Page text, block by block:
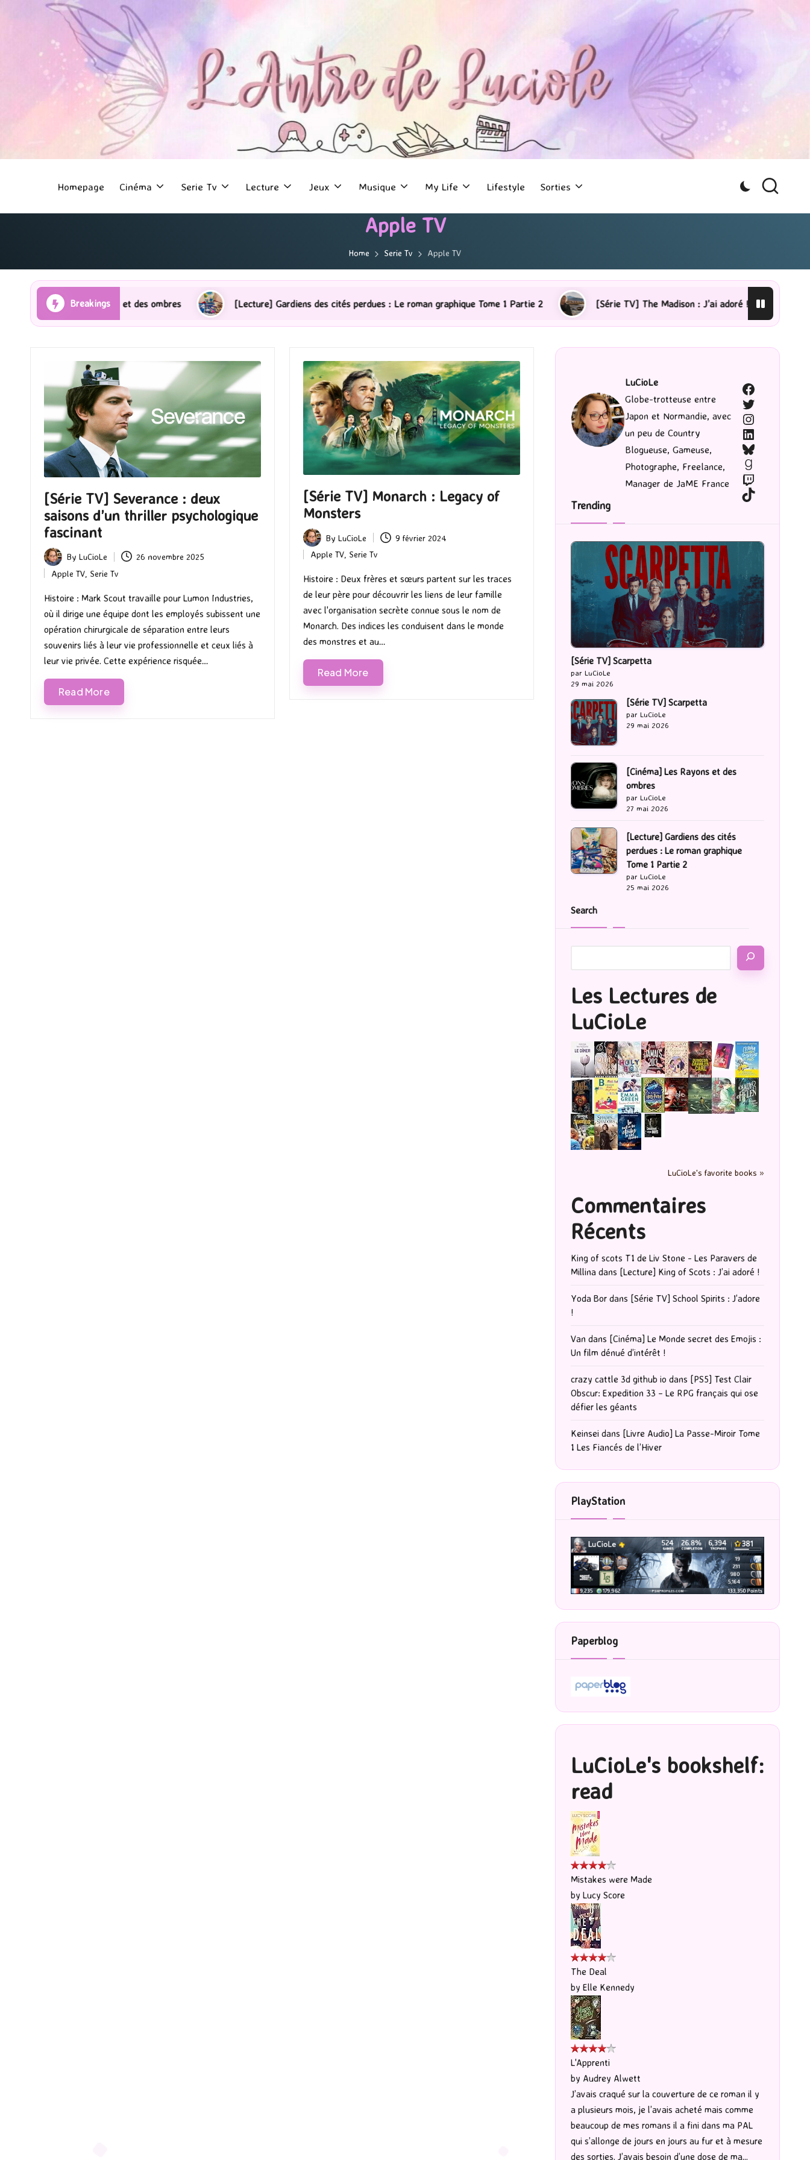
Homepage Cinéma Serie Tv Lecture Jeux Musique My Life Lifestyle Sorties
Apple TV
Home Serie Tv Apple TV
Breakings
Rayons et des ombres [Lecture] Gardiens des cités perdues : Le roman graphique Tome 1 Partie 2 [Série TV] The Madison : J’ai adoré ! [Lecture] La femme
[Série TV] Severance : deux
saisons d’un thriller psychologique
fascinant
Posted
by
By LuCioLe 26 novembre 2025
Posted
in
Apple TV Serie Tv
Histoire : Mark Scout travaille pour Lumon Industries,
où il dirige une équipe dont les employés subissent une
opération chirurgicale de séparation entre leurs
souvenirs liés à leur vie professionnelle et ceux liés à
leur vie privée. Cette expérience risquée…
Read More
[Série TV] Monarch : Legacy of
Monsters
Posted
by
By LuCioLe 9 février 2024
Posted
in
Apple TV, Serie Tv
Histoire : Deux frères et sœurs partent sur les traces
de leur père pour découvrir les liens de leur famille
avec l'organisation secrète connue sous le nom de
Monarch. Des indices les conduisent dans le monde
des monstres et au…
Read More
LuCioLe
Globe-trotteuse entre
Japon et Normandie, avec
un peu de Country
Blogueuse, Gameuse,
Photographe, Freelance,
Manager de JaME France
Facebook
Twitter
Instagram
LinkedIn
Bluesky
Goodreads
Twitch
TikTok
Trending
[Série TV] Scarpetta
par LuCioLe
29 mai 2026
[Série TV] Scarpetta
par LuCioLe
29 mai 2026
[Cinéma] Les Rayons et des
ombres
par LuCioLe
27 mai 2026
[Lecture] Gardiens des cités
perdues : Le roman graphique
Tome 1 Partie 2
par LuCioLe
25 mai 2026
Search
Les Lectures de
LuCioLe
LuCioLe's favorite books »
Commentaires
Récents
King of scots T1 de Liv Stone - Les Paravers de
Millinadans [Lecture] King of Scots : J’ai adoré !
Yoda Bordans [Série TV] School Spirits : J’adore
!
Van dans [Cinéma] Le Monde secret des Emojis :
Un film dénué d’intérêt !
crazy cattle 3d github io dans [PS5] Test Clair
Obscur: Expedition 33 – Le RPG français qui ose
défier les géants
Keinseidans [Livre Audio] La Passe-Miroir Tome
1 Les Fiancés de l’Hiver
PlayStation
Paperblog
LuCioLe's bookshelf:
read
Mistakes were Made
by Lucy Score
The Deal
by Elle Kennedy
L'Apprenti
by Audrey Alwett
J’avais craqué sur la couverture de ce roman il y
a plusieurs mois, je l’avais acheté mais comme
beaucoup de mes romans il a fini dans ma PAL
qui s’allonge de jours en jours au fur et à mesure
des sorties. J’avais besoin d’une dose de ma...